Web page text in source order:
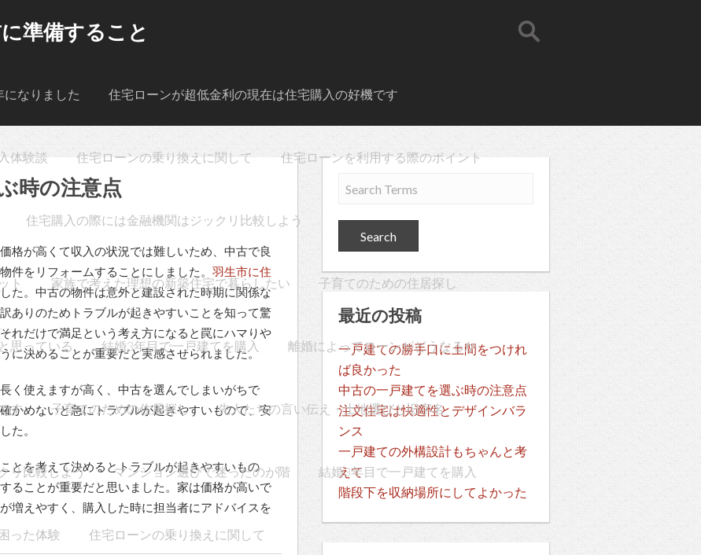
準備すること
なりました 住宅ローンが超低金利の現在は住宅購入の好機です
体験談 住宅ローンの乗り換えに関して 住宅ローンを利用する際のポイント
住宅購入の際には金融機関はジックリ比較しよう
ト 家族で考えた理想の新築住宅で暮らしたい 子育てのための住居探し
思っている 結婚3年目で一戸建てを購入 離婚によってローンがどうなるか
す 子育てのための住居探し 先人たちの言い伝え・土地選びと旧字名
リ比較しよう マンション選びで迷ったのが階 結婚3年目で一戸建てを購入
った体験 住宅ローンの乗り換えに関して
時の注意点
格が高くて収入の状況では難しいため、中古で良
件をリフォームすることにしました。 羽生市に住
た。中古の物件は意外と建設された時期に関係な
ありのためトラブルが起きやすいことを知って驚
れだけで満足という考え方になると罠にハマりや
に決めることが重要だと実感させられました。
く使えますが高く、中古を選んでしまいがちで
かめないと急にトラブルが起きやすいもので、安
た。
とを考えて決めるとトラブルが起きやすいもの
ることが重要だと思いました。家は価格が高いで
増えやすく、購入した時に担当者にアドバイスを
最近の投稿
一戸建ての勝手口に土間をつけれ
ば良かった
中古の一戸建てを選ぶ時の注意点
注文住宅は快適性とデザインバラ
ンス
一戸建ての外構設計もちゃんと考
えて
階段下を収納場所にしてよかった